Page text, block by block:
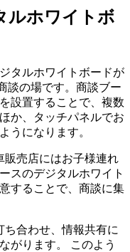
ルホワイトボ
タルホワイトボードが
談の場です。商談ブー
設置することで、複数
か、タッチパネルでお
うになります。
販売店にはお子様連れ
スのデジタルホワイト
することで、商談に集
ち合わせ、情報共有に
がります。 このよう